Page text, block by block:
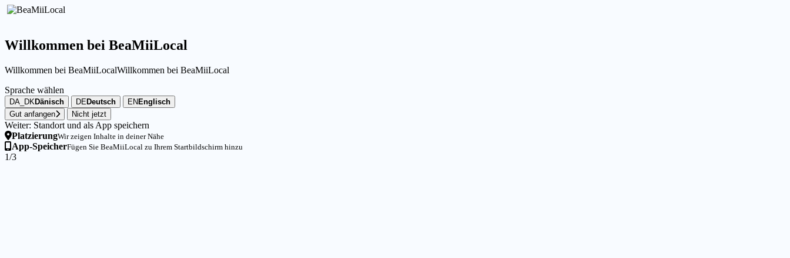
Willkommen bei BeaMiiLocal
Willkommen bei BeaMiiLocalWillkommen bei BeaMiiLocal
Sprache wählen
DA_DK Dänisch DE Deutsch EN Englisch
Gut anfangen
Nicht jetzt
Weiter: Standort und als App speichern
PlatzierungWir zeigen Inhalte in deiner Nähe
App-SpeicherFügen Sie BeaMiiLocal zu Ihrem Startbildschirm hinzu
1/3